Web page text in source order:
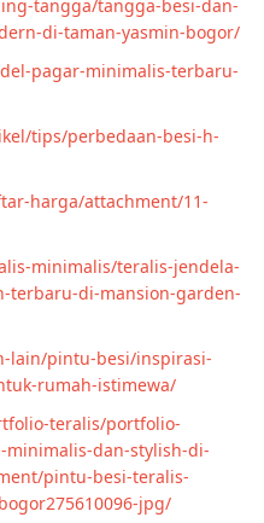
tangga/tangga-besi-dan-
di-taman-yasmin-bogor/
pagar-minimalis-terbaru-
tips/perbedaan-besi-h-
harga/attachment/11-
minimalis/teralis-jendela-
terbaru-di-mansion-garden-
lain/pintu-besi/inspirasi-
rumah-istimewa/
teralis/portfolio-
dan-stylish-di-
pintu-besi-teralis-
jpg/